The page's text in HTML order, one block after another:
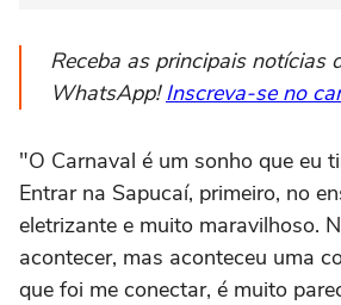
Receba as principais notícias
WhatsApp!Inscreva-se no
"O Carnaval é um sonho que eu
Entrar na Sapucaí, primeiro, no
eletrizante e muito maravilhoso.
acontecer, mas aconteceu uma
que foi me conectar, é muito